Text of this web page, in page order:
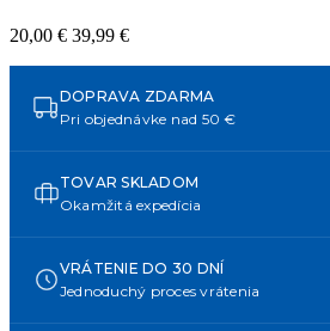
20,00 € 39,99 €
DOPRAVA ZDARMA
Pri objednávke nad 50 €
TOVAR SKLADOM
Okamžitá expedícia
VRÁTENIE DO 30 DNÍ
Jednoduchý proces vrátenia